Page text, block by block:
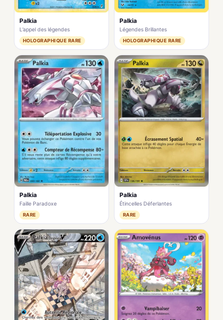
Palkia
L’appel des légendes
HOLOGRAPHIQUE RARE
Palkia
Légendes Brillantes
HOLOGRAPHIQUE RARE
Palkia
Faille Paradoxe
RARE
Palkia
Étincelles Déferlantes
RARE